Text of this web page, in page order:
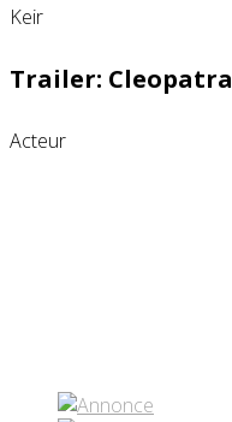
Trailer: Cleopatra
Acteur